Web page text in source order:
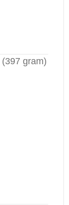
(397 gram)